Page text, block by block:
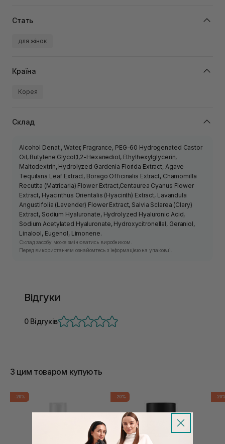
Стать
для жінок
Країна
Корея
Склад
Alcohol Denat., Water, Fragrance, PEG-60 Hydrogenated Castor
Oil, Butylene Glycol,1,2-Hexanediol, Ethylhexylglycerin,
Maltodextrin, Hydrolyzed Gardenia Florida Extract, Agave
Tequilana Leaf Extract, Borago Officinalis Extract, Chamomilla
Recutita (Matricaria) Flower Extract,Centaurea Cyanus Flower
Extract, Hyacinthus Orientalis (Hyacinth) Extract, Lavandula
Angustifolia (Lavender) Flower Extract, Salvia Sclarea (Clary)
Extract, Sodium Hyaluronate, Hydrolyzed Hyaluronic Acid,
Sodium Acetylated Hyaluronate, Hydroxycitronellal, Geraniol,
Linalool, Eugenol, Limonene.
Склад засобу може змінюватись виробником.
Перед використанням ознайомтесь з інформацією на упаковці.
Відгуки
0 Відгуків
З цим товаром купують
-20% -20% -